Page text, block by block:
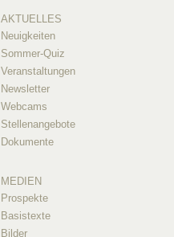
AKTUELLES
Neuigkeiten
Sommer-Quiz
Veranstaltungen
Newsletter
Webcams
Stellenangebote
Dokumente
MEDIEN
Prospekte
Basistexte
Bilder